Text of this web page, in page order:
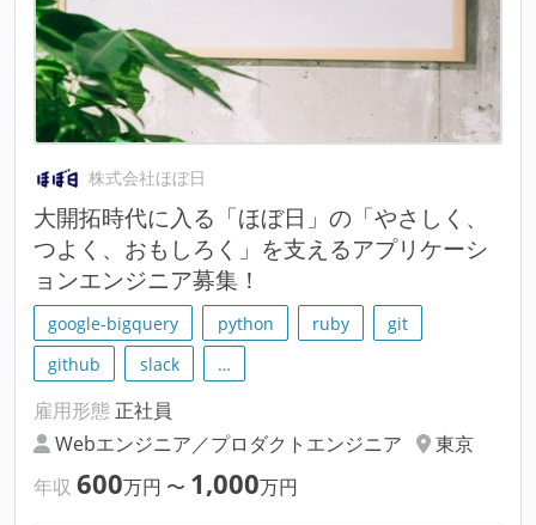
株式会社ほぼ日
大開拓時代に入る「ほぼ日」の「やさしく、
つよく、おもしろく」を支えるアプリケーシ
ョンエンジニア募集！
google-bigquery python ruby
git
github
slack …
雇用形態 正社員
Webエンジニア／プロダクトエンジニア
東京
年収 600万円 〜 1,000万円